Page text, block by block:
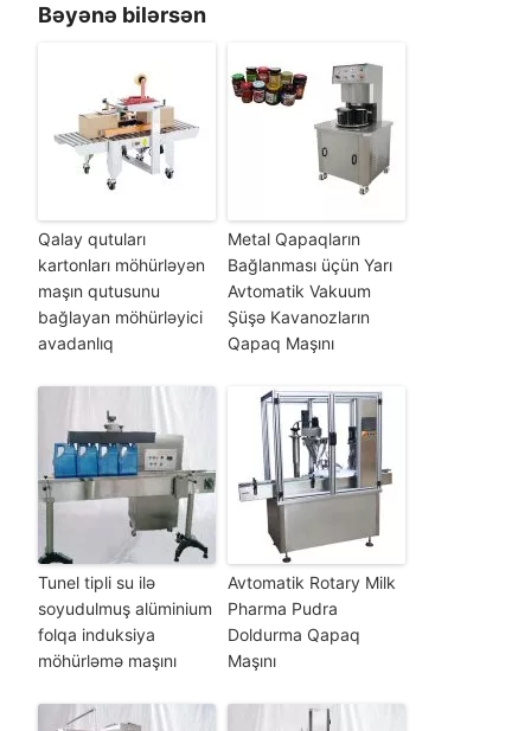
Bəyənə bilərsən
Qalay qutuları
kartonları möhürləyən
maşın qutusunu
bağlayan möhürləyici
avadanlıq
Metal Qapaqların
Bağlanması üçün Yarı
Avtomatik Vakuum
Şüşə Kavanozların
Qapaq Maşını
Tunel tipli su ilə
soyudulmuş alüminium
folqa induksiya
möhürləmə maşını
Avtomatik Rotary Milk
Pharma Pudra
Doldurma Qapaq
Maşını